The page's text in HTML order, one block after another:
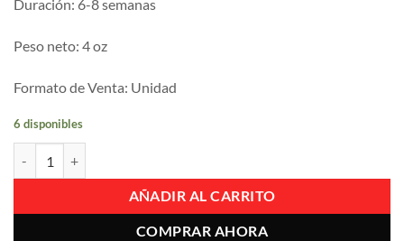
Duración: 6-8 semanas
Peso neto: 4 oz
Formato de Venta: Unidad
6 disponibles
AÑADIR AL CARRITO
COMPRAR AHORA